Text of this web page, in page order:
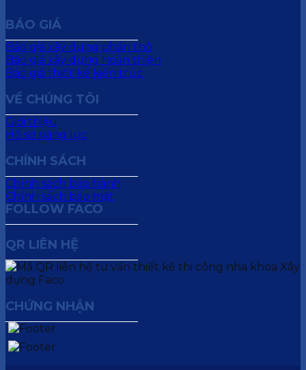
BÁO GIÁ
Báo giá xây dựng phần thô
Báo giá xây dựng hoàn thiện
Báo giá thiết kế kiến trúc
VỀ CHÚNG TÔI
Giới thiệu
Hồ sơ năng lực
CHÍNH SÁCH
Chính sách bảo hành
Chính sách bảo mật
FOLLOW FACO
QR LIÊN HỆ
CHỨNG NHẬN